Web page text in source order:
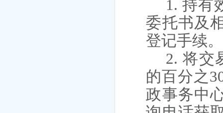
1.持有
委托书及
登记手续。
2.将交
的百分之
政事务中